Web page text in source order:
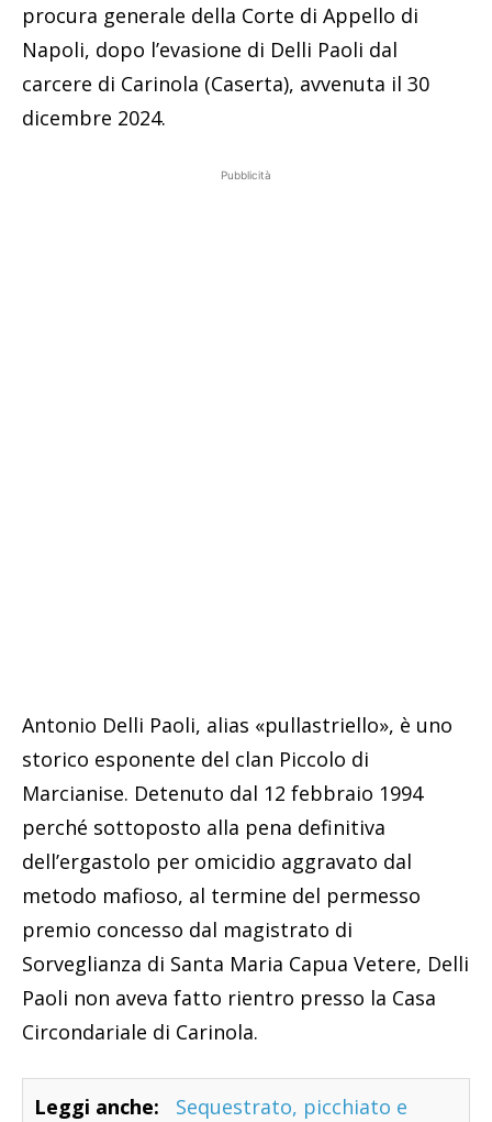
procura generale della Corte di Appello di
Napoli, dopo l’evasione di Delli Paoli dal
carcere di Carinola (Caserta), avvenuta il 30
dicembre 2024.
Pubblicità
Antonio Delli Paoli, alias «pullastriello», è uno
storico esponente del clan Piccolo di
Marcianise. Detenuto dal 12 febbraio 1994
perché sottoposto alla pena definitiva
dell’ergastolo per omicidio aggravato dal
metodo mafioso, al termine del permesso
premio concesso dal magistrato di
Sorveglianza di Santa Maria Capua Vetere, Delli
Paoli non aveva fatto rientro presso la Casa
Circondariale di Carinola.
Leggi anche:
Sequestrato, picchiato e